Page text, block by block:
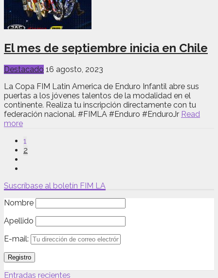
El mes de septiembre inicia en Chile
Destacado 16 agosto, 2023
La Copa FIM Latin America de Enduro Infantil abre sus
puertas a los jóvenes talentos de la modalidad en el
continente. Realiza tu inscripción directamente con tu
federación nacional. #FIMLA #Enduro #EnduroJr Read
more
1
2
Suscríbase al boletín FIM LA
Nombre
Apellido
E-mail:
Entradas recientes